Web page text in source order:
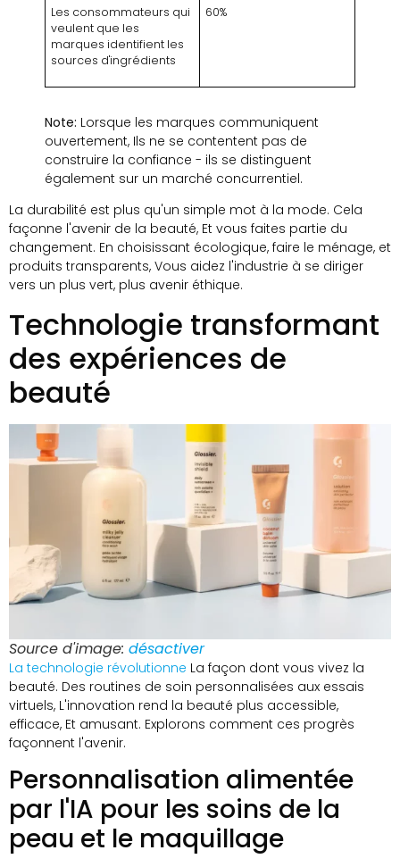
Les consommateurs qui
veulent que les
marques identifient les
sources d'ingrédients
60%
Note: Lorsque les marques communiquent
ouvertement, Ils ne se contentent pas de
construire la confiance - ils se distinguent
également sur un marché concurrentiel.
La durabilité est plus qu'un simple mot à la mode. Cela
façonne l'avenir de la beauté, Et vous faites partie du
changement. En choisissant écologique, faire le ménage, et
produits transparents, Vous aidez l'industrie à se diriger
vers un plus vert, plus avenir éthique.
Technologie transformant
des expériences de
beauté
Source d'image: désactiver
La technologie révolutionne La façon dont vous vivez la
beauté. Des routines de soin personnalisées aux essais
virtuels, L'innovation rend la beauté plus accessible,
efficace, Et amusant. Explorons comment ces progrès
façonnent l'avenir.
Personnalisation alimentée
par l'IA pour les soins de la
peau et le maquillage